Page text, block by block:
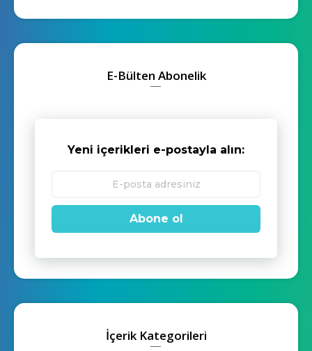
E-Bülten Abonelik
Yeni içerikleri e-postayla alın:
Abone ol
İçerik Kategorileri